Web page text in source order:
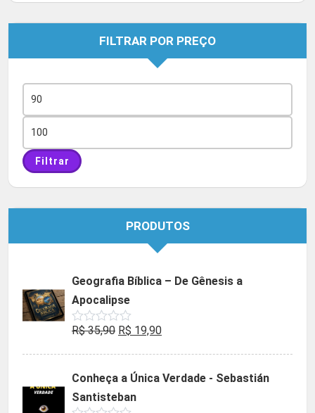
FILTRAR POR PREÇO
mínimo
máximo
Filtrar
PRODUTOS
Geografia Bíblica – De Gênesis a
Apocalipse
Avaliação
de
R$35,90 O
era:
R$ 35,90.
R$ 19,90O
é:
Conheça a Única Verdade - Sebastián
Santisteban